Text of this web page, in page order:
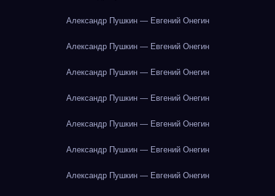
Александр Пушкин — Евгений Онегин
Александр Пушкин — Евгений Онегин
Александр Пушкин — Евгений Онегин
Александр Пушкин — Евгений Онегин
Александр Пушкин — Евгений Онегин
Александр Пушкин — Евгений Онегин
Александр Пушкин — Евгений Онегин